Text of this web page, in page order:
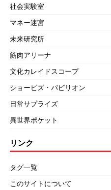
社会実験室
マネー迷宮
未来研究所
筋肉アリーナ
文化カレイドスコープ
ショービズ・パビリオン
日常サプライズ
異世界ポケット
リンク
タグ一覧
このサイトについて